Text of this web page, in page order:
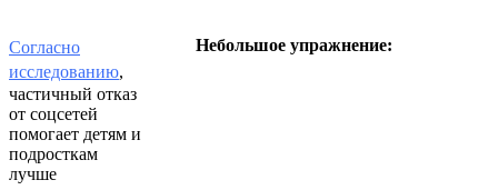
Согласно
исследованию,
частичный отказ
от соцсетей
помогает детям и
подросткам
лучше
Небольшое упражнение: